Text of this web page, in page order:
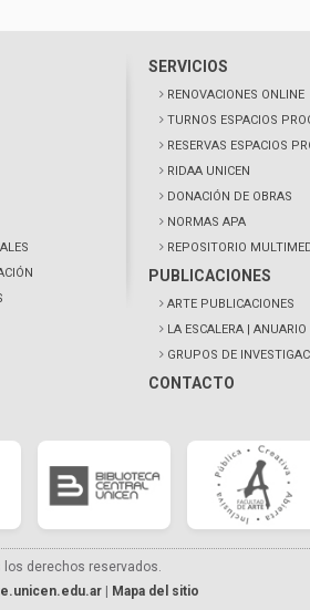
SERVICIOS
RENOVACIONES ONLINE
TURNOS ESPACIOS
RESERVAS ESPACIOS
RIDAA UNICEN
DONACIÓN DE OBRAS
NORMAS APA
REPOSITORIO
PUBLICACIONES
ARTE PUBLICACIONES
LA ESCALERA | ANUARIO
GRUPOS DE
CONTACTO
los derechos reservados.
| Mapa del sitio